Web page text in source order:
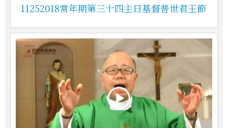
11252018常年期第三十四主日基督普世君王節